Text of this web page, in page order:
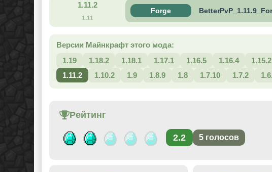
1.11.2
1.11
Forge
Версии Майнкрафт этого мода:
1.19
1.18.2 1.18.1 1.17.1 1.16.5 1.16.4 1.15.2
1.11.2
1.10.2 1.9 1.8.9 1.8 1.7.10 1.7.2
Рейтинг
2.2 5 голосов